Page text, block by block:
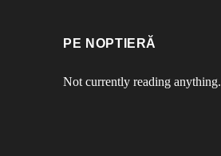
PE NOPTIERĂ
Not currently reading anything.